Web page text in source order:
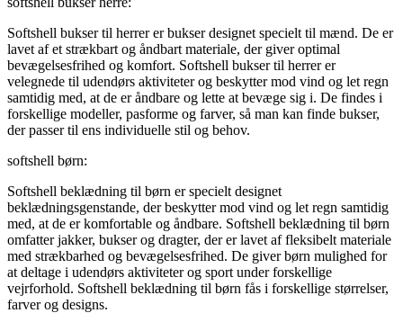
Softshell bukser til herrer er bukser designet specielt til mænd. De er
lavet af et strækbart og åndbart materiale, der giver optimal
bevægelsesfrihed og komfort. Softshell bukser til herrer er
velegnede til udendørs aktiviteter og beskytter mod vind og let regn
samtidig med, at de er åndbare og lette at bevæge sig i. De findes i
forskellige modeller, pasforme og farver, så man kan finde bukser,
der passer til ens individuelle stil og behov.
softshell børn:
Softshell beklædning til børn er specielt designet
beklædningsgenstande, der beskytter mod vind og let regn samtidig
med, at de er komfortable og åndbare. Softshell beklædning til børn
omfatter jakker, bukser og dragter, der er lavet af fleksibelt materiale
med strækbarhed og bevægelsesfrihed. De giver børn mulighed for
at deltage i udendørs aktiviteter og sport under forskellige
vejrforhold. Softshell beklædning til børn fås i forskellige størrelser,
farver og designs.